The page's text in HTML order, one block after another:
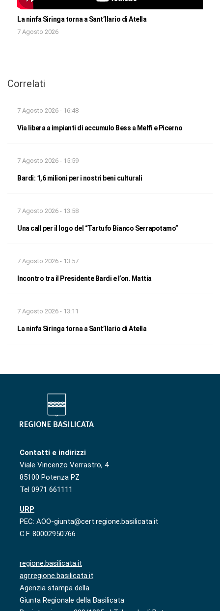
La ninfa Siringa torna a Sant’Ilario di Atella
7 Agosto 2026
Correlati
7 Agosto 2026 - 16:48
Via libera a impianti di accumulo Bess a Melfi e Picerno
7 Agosto 2026 - 15:59
Bardi: 1,6 milioni per i nostri beni culturali
7 Agosto 2026 - 13:58
Una call per il logo del “Tartufo Bianco Serrapotamo”
7 Agosto 2026 - 13:57
Incontro tra il Presidente Bardi e l’on. Mattia
7 Agosto 2026 - 13:11
La ninfa Siringa torna a Sant’Ilario di Atella
Contatti e indirizzi
Viale Vincenzo Verrastro, 4
85100 Potenza PZ
Tel 0971 661111
URP
PEC: AOO-giunta@cert.regione.basilicata.it
C.F. 80002950766
regione.basilicata.it
agr.regione.basilicata.it
Agenzia stampa della
Giunta Regionale della Basilicata